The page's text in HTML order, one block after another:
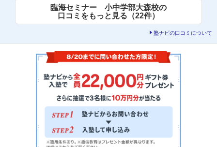
臨海セミナー 小中学部大森校の
口コミをもっと見る（22件）
塾ナビの口コミについて